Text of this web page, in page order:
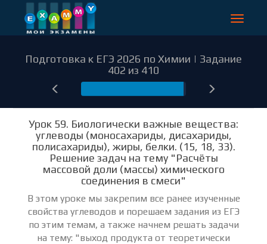
Toggle
Подготовка к ЕГЭ 2026 по Химии | Задание
402 из 410
Урок 59. Биологически важные вещества:
углеводы (моносахариды, дисахариды,
полисахариды), жиры, белки. (15, 18, 33).
Решение задач на тему "Расчёты
массовой доли (массы) химического
соединения в смеси"
В этом уроке мы закрепим все ранее изученные
свойства углеводов и порешаем задания из ЕГЭ
по этим темам, а также начнем решать задачи
на тему: "выход продукта от теоретически